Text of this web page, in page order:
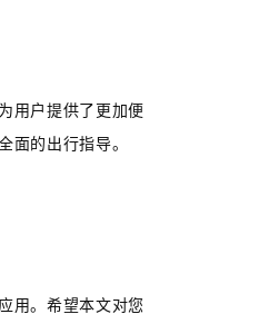
用户提供了更加便
的出行指导。
用。希望本文对您